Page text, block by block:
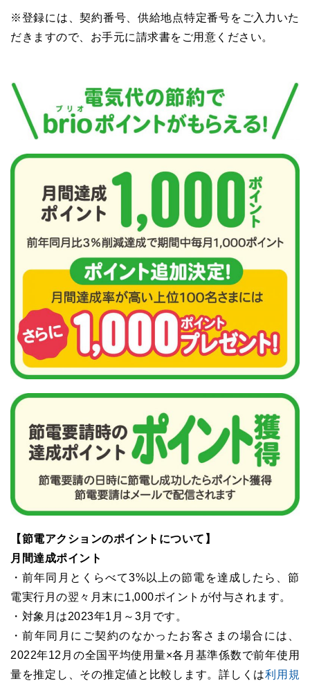
※登録には、契約番号、供給地点特定番号をご入力いた
だきますので、お手元に請求書をご用意ください。
【節電アクションのポイントについて】
月間達成ポイント
・前年同月とくらべて3%以上の節電を達成したら、節
電実行月の翌々月末に1,000ポイントが付与されます。
・対象月は2023年1月～3月です。
・前年同月にご契約のなかったお客さまの場合には、
2022年12月の全国平均使用量×各月基準係数で前年使用
量を推定し、その推定値と比較します。詳しくは利用規